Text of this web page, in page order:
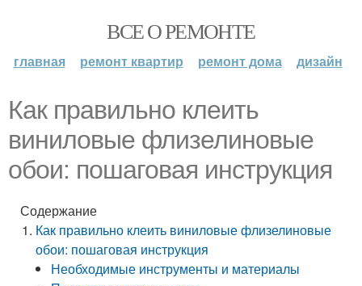
ВСЕ О РЕМОНТЕ
главная ремонт квартир ремонт дома дизайн
Как правильно клеить
виниловые флизелиновые
обои: пошаговая инструкция
Содержание
Как правильно клеить виниловые флизелиновые
обои: пошаговая инструкция
Необходимые инструменты и материалы